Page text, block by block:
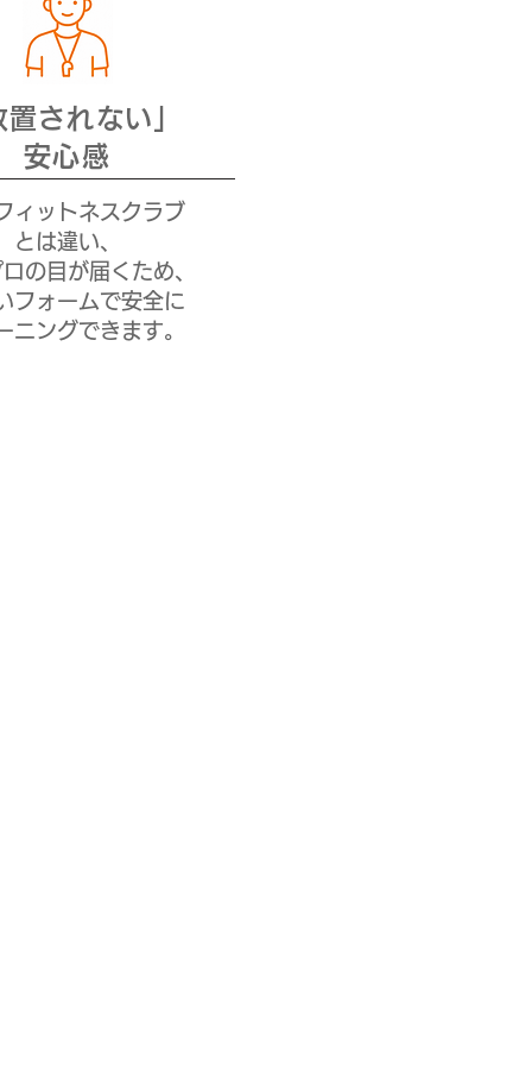
置されない」
安心感
ィットネスクラブ
とは違い、
の目が届くため、
フォームで安全に
ニングできます。